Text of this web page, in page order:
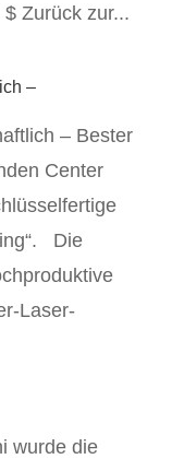
Zurück zur...
–
– Bester
Center
Die
Laser-
wurde die